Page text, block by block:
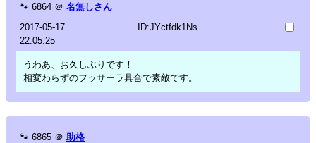
🐾 6864 ＠ 名無しさん
2017-05-17
22:05:25
ID:JYctfdk1Ns
うわあ、お久しぶりです！
相変わらずのフッサーラ具合で素敵です。
🐾 6865 ＠ 助格